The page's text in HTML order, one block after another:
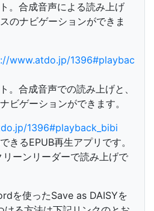
。合成音声による読み上げ
のナビゲーションができま
www.atdo.jp/1396#playbac
。合成音声での読み上げと、
ビゲーションができます。
1396#playback_bibi
きるEPUB再生アプリです。
ーンリーダーで読み上げで
を使ったSave as DAISYを